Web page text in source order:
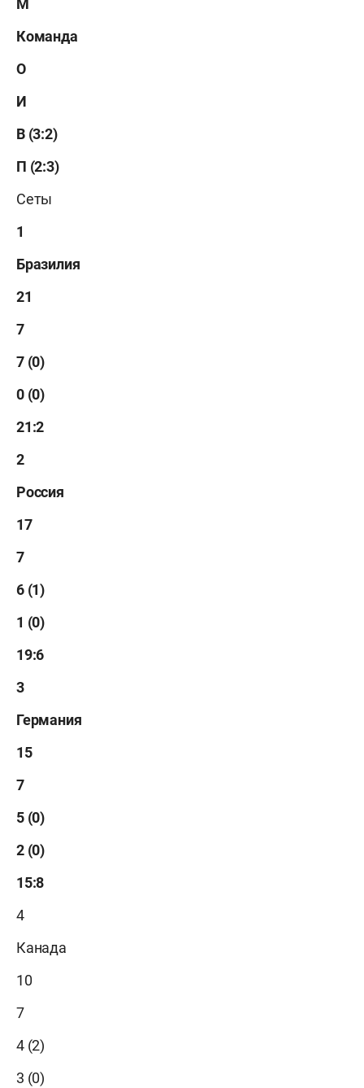
М
Команда
О
И
В (3:2)
П (2:3)
Сеты
1
Бразилия
21
7
7 (0)
0 (0)
21:2
2
Россия
17
7
6 (1)
1 (0)
19:6
3
Германия
15
7
5 (0)
2 (0)
15:8
4
Канада
10
7
4 (2)
3 (0)